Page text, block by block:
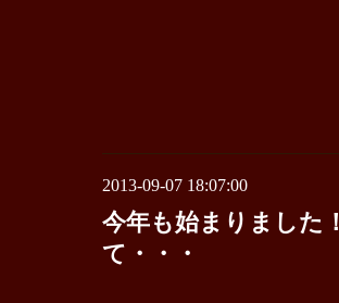
2013-09-07 18:07:00
今年も始まりました
て・・・